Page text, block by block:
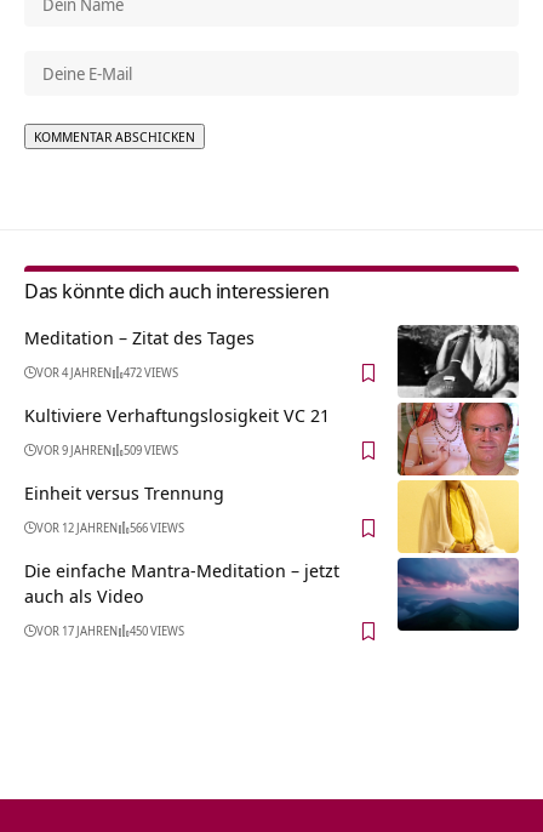
Das könnte dich auch interessieren
Meditation – Zitat des Tages
VOR 4 JAHREN 472 VIEWS
Kultiviere Verhaftungslosigkeit VC 21
VOR 9 JAHREN 509 VIEWS
Einheit versus Trennung
VOR 12 JAHREN 566 VIEWS
Die einfache Mantra-Meditation – jetzt
auch als Video
VOR 17 JAHREN 450 VIEWS